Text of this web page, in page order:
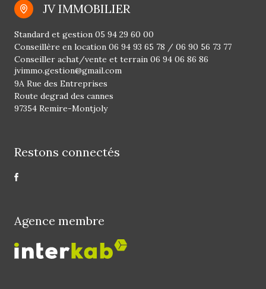
JV IMMOBILIER
jvimmo.gestion@gmail.com
Standard et gestion 05 94 29 60 00
Conseillère en location 06 94 93 65 78 / 06 90 56 73 77
Conseiller achat/vente et terrain 06 94 06 86 86
9A Rue des Entreprises
Route degrad des cannes
97354 Remire-Montjoly
Restons connectés
Agence membre